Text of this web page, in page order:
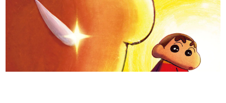
の起源や用法の変遷を、コンピューター文化史研究家・タ
イニーP氏が徹底調査。
カテゴリ